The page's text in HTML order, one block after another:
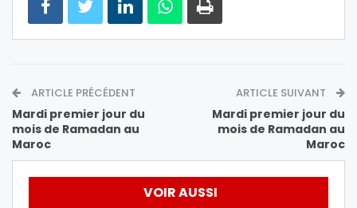
ARTICLE PRÉCÉDENT
Mardi premier jour du
mois de Ramadan au
Maroc
ARTICLE SUIVANT
Mardi premier jour du
mois de Ramadan au
Maroc
VOIR AUSSI